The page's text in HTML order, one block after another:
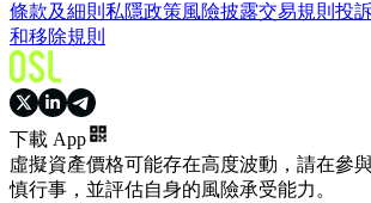
條款及細則 私隱政策風險披露交易規則 投
和移除規則
下載 App
虛擬資產價格可能存在高度波動，請在參
慎行事，並評估自身的風險承受能力。